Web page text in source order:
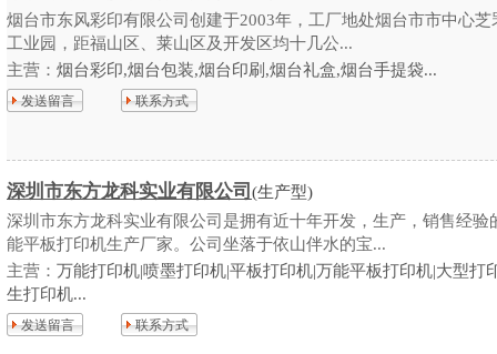
烟台市东风彩印有限公司创建于2003年，工厂地处烟台市市中心芝
工业园，距福山区、莱山区及开发区均十几公...
主营： 烟台彩印,烟台包装,烟台印刷,烟台礼盒,烟台手提袋...
发送留言 联系方式
深圳市东方龙科实业有限公司 (生产型)
深圳市东方龙科实业有限公司是拥有近十年开发，生产，销售经验
能平板打印机生产厂家。公司坐落于依山伴水的宝...
主营： 万能打印机|喷墨打印机|平板打印机|万能平板打印机|大型打
生打印机...
发送留言 联系方式